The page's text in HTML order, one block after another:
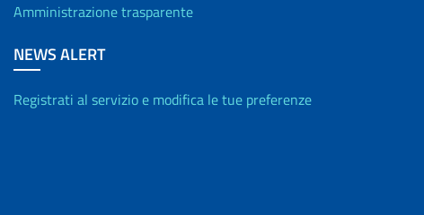
Amministrazione trasparente
NEWS ALERT
Registrati al servizio e modifica le tue preferenze